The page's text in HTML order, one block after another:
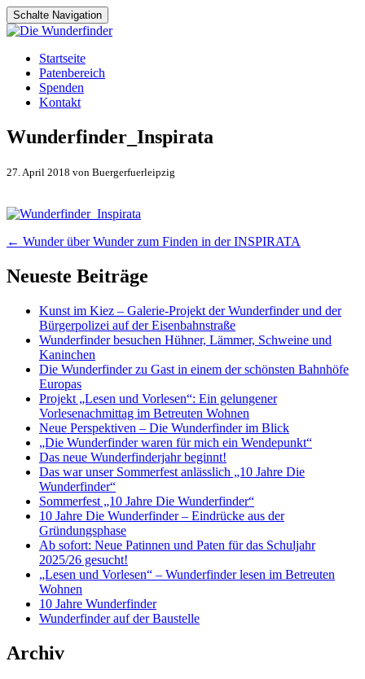
Schalte Navigation
Zum
Inhalt
springen
Startseite
Patenbereich
Spenden
Kontakt
Wunderfinder_Inspirata
27. April 2018 von Buergerfuerleipzig
Artikel-
Navigation
← Wunder über Wunder zum Finden in der INSPIRATA
Neueste Beiträge
Kunst im Kiez – Galerie-Projekt der Wunderfinder und der
Bürgerpolizei auf der Eisenbahnstraße
Wunderfinder besuchen Hühner, Lämmer, Schweine und
Kaninchen
Die Wunderfinder zu Gast in einem der schönsten Bahnhöfe
Europas
Projekt „Lesen und Vorlesen“: Ein gelungener
Vorlesenachmittag im Betreuten Wohnen
Neue Perspektiven – Die Wunderfinder im Blick
„Die Wunderfinder waren für mich ein Wendepunkt“
Das neue Wunderfinderjahr beginnt!
Das war unser Sommerfest anlässlich „10 Jahre Die
Wunderfinder“
Sommerfest „10 Jahre Die Wunderfinder“
10 Jahre Die Wunderfinder – Eindrücke aus der
Gründungsphase
Ab sofort: Neue Patinnen und Paten für das Schuljahr
2025/26 gesucht!
„Lesen und Vorlesen“ – Wunderfinder lesen im Betreuten
Wohnen
10 Jahre Wunderfinder
Wunderfinder auf der Baustelle
Archiv